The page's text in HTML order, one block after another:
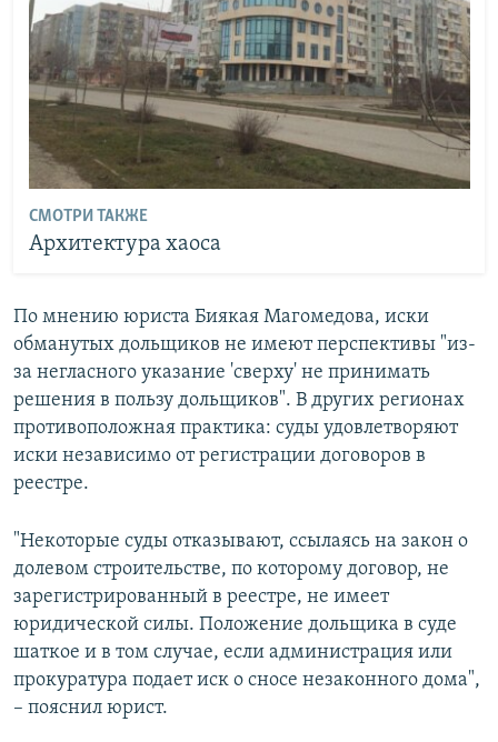
СМОТРИ ТАКЖЕ
Архитектура хаоса
По мнению юриста Биякая Магомедова, иски
обманутых дольщиков не имеют перспективы "из-
за негласного указание 'сверху' не принимать
решения в пользу дольщиков". В других регионах
противоположная практика: суды удовлетворяют
иски независимо от регистрации договоров в
реестре.
"Некоторые суды отказывают, ссылаясь на закон о
долевом строительстве, по которому договор, не
зарегистрированный в реестре, не имеет
юридической силы. Положение дольщика в суде
шаткое и в том случае, если администрация или
прокуратура подает иск о сносе незаконного дома",
– пояснил юрист.